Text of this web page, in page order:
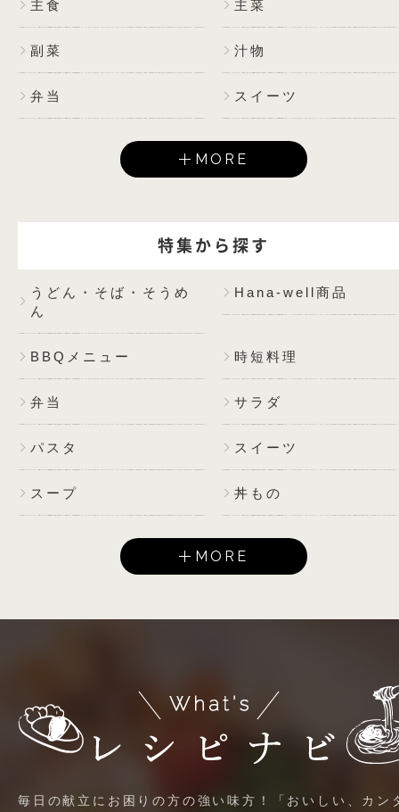
主食 主菜
副菜 汁物
弁当 スイーツ
MORE
特集から探す
うどん・そば・そうめ
ん
Hana-well商品
BBQメニュー 時短料理
弁当 サラダ
パスタ スイーツ
スープ 丼もの
MORE
毎日の献立にお困りの方の強い味方！「おいしい、カン